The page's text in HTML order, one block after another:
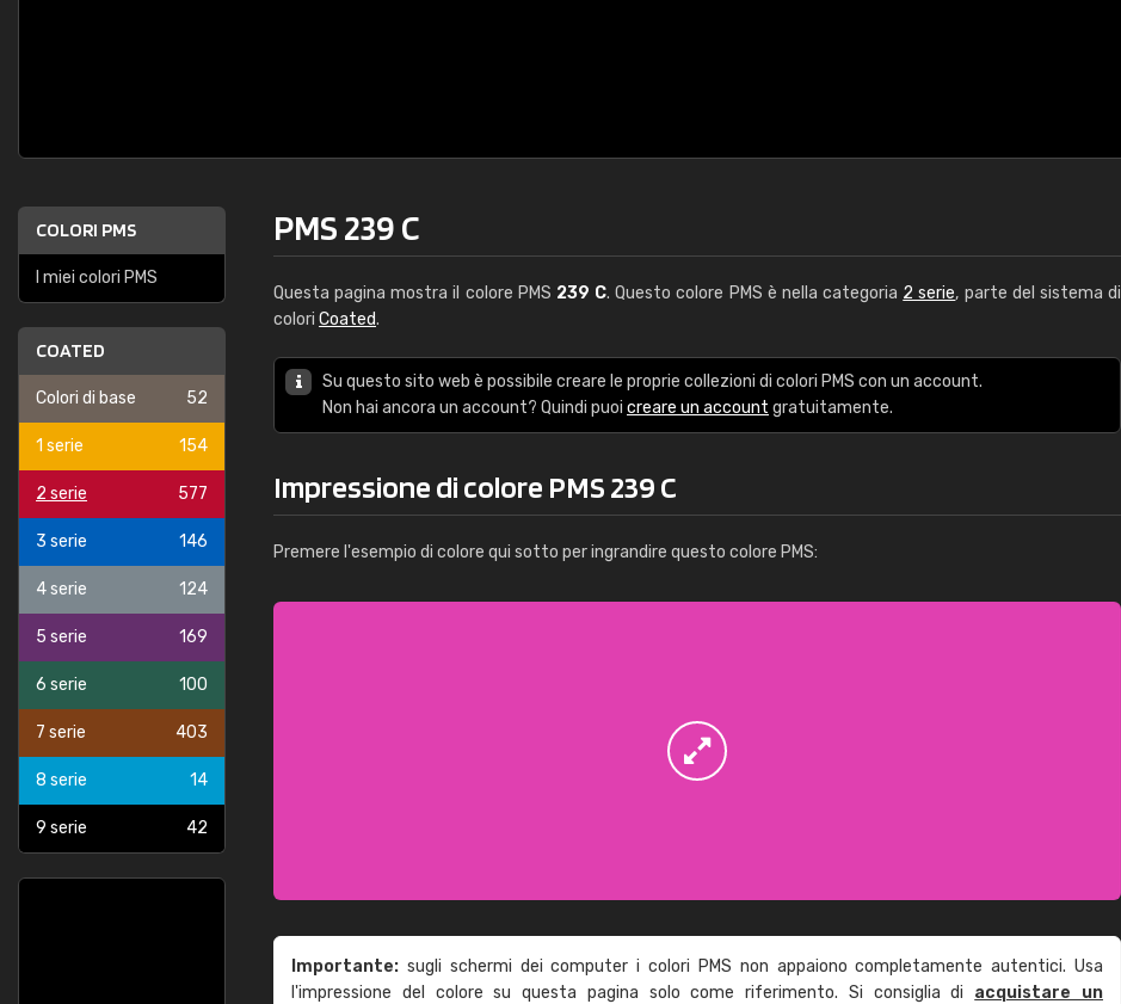
COLORI PMS
I miei colori PMS
COATED
Colori di base 52
1 serie 154
2 serie 577
3 serie 146
4 serie 124
5 serie 169
6 serie 100
7 serie 403
8 serie 14
9 serie 42
PMS 239 C
Questa pagina mostra il colore PMS 239 C. Questo colore PMS è nella categoria 2 serie, parte del sistema di
colori Coated.
Su questo sito web è possibile creare le proprie collezioni di colori PMS con un account.
Non hai ancora un account? Quindi puoi creare un account gratuitamente.
Impressione di colore PMS 239 C
Premere l'esempio di colore qui sotto per ingrandire questo colore PMS:
Importante: sugli schermi dei computer i colori PMS non appaiono completamente autentici. Usa
l'impressione del colore su questa pagina solo come riferimento. Si consiglia di acquistare un